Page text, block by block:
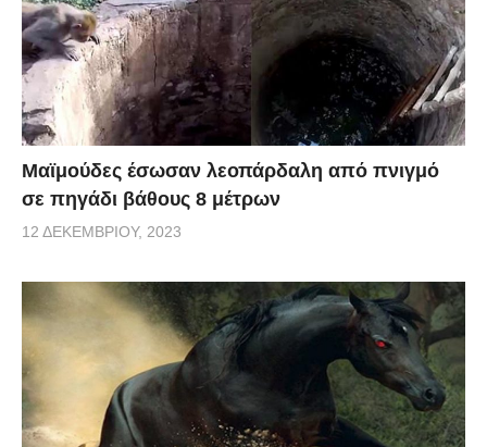
Μαϊμούδες έσωσαν λεοπάρδαλη από πνιγμό
σε πηγάδι βάθους 8 μέτρων
12 ΔΕΚΕΜΒΡΊΟΥ, 2023